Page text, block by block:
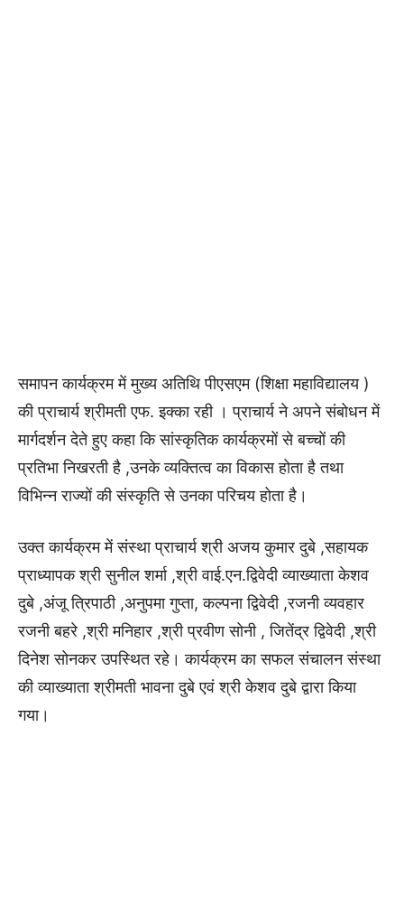
समापन कार्यक्रम में मुख्य अतिथि पीएसएम (शिक्षा महाविद्यालय )
की प्राचार्य श्रीमती एफ. इक्का रही । प्राचार्य ने अपने संबोधन में
मार्गदर्शन देते हुए कहा कि सांस्कृतिक कार्यक्रमों से बच्चों की
प्रतिभा निखरती है ,उनके व्यक्तित्व का विकास होता है तथा
विभिन्न राज्यों की संस्कृति से उनका परिचय होता है।
उक्त कार्यक्रम में संस्था प्राचार्य श्री अजय कुमार दुबे ,सहायक
प्राध्यापक श्री सुनील शर्मा ,श्री वाई.एन.द्विवेदी व्याख्याता केशव
दुबे ,अंजू त्रिपाठी ,अनुपमा गुप्ता, कल्पना द्विवेदी ,रजनी व्यवहार
रजनी बहरे ,श्री मनिहार ,श्री प्रवीण सोनी , जितेंद्र द्विवेदी ,श्री
दिनेश सोनकर उपस्थित रहे। कार्यक्रम का सफल संचालन संस्था
की व्याख्याता श्रीमती भावना दुबे एवं श्री केशव दुबे द्वारा किया
गया।